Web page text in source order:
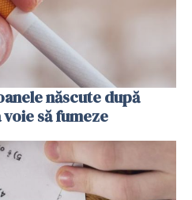
născute după
să fumeze